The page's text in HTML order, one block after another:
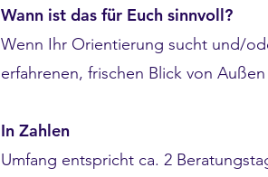
Wann ist das für Euch sinnvoll?
Wenn Ihr Orientierung sucht und/
erfahrenen, frischen Blick von
In Zahlen
Umfang entspricht ca. 2